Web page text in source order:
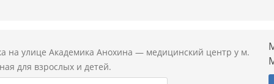
на улице Академика Анохина — медицинский центр у м.
для взрослых и детей.